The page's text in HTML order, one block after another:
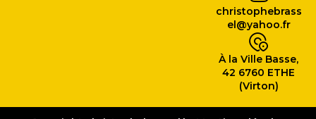
christophebrass
el@yahoo.fr
À la Ville Basse,
42 6760 ETHE
(Virton)